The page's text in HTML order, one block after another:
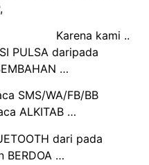
Karena kami ..
PULSA daripada
…
SMS/WA/FB/BB
ALKITAB …
dari pada
BERDOA …